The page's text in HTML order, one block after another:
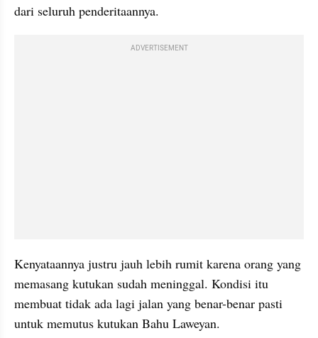
dari seluruh penderitaannya.
ADVERTISEMENT
Kenyataannya justru jauh lebih rumit karena orang yang
memasang kutukan sudah meninggal. Kondisi itu
membuat tidak ada lagi jalan yang benar-benar pasti
untuk memutus kutukan Bahu Laweyan.